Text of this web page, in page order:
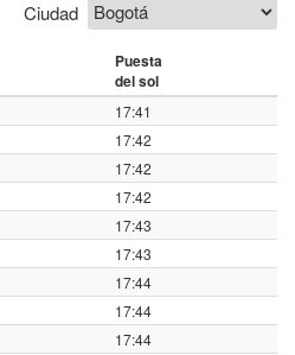
Ciudad
Puesta
del sol
17:41
17:42
17:42
17:42
17:43
17:43
17:44
17:44
17:44